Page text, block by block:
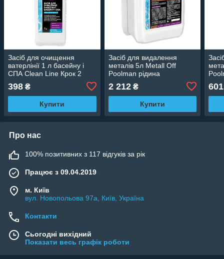
Засіб для очищення
ватерлінії 1 л басейну і
СПА Clean Line Крок 2
398 ₴
Купити
Засіб для видалення
металів 5л Metall Off
Poolman рідина
2 212₴
Купити
601
Про нас
100% позитивних з 117 відгуків за рік
Працює з 09.04.2019
м. Київ
вул. Новопольова 97а, Київ, Україна
Контакти
Сьогодні вихідний
Показати весь графік роботи